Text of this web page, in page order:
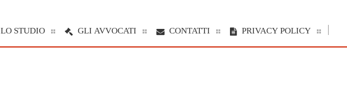
LO STUDIO GLI AVVOCATI CONTATTI PRIVACY POLICY